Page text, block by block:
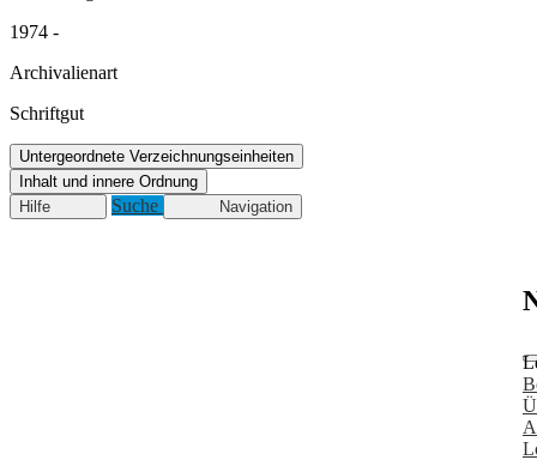
1974 -
Archivalienart
Schriftgut
Untergeordnete Verzeichnungseinheiten
Inhalt und innere Ordnung
Hilfe
Suche Navigation